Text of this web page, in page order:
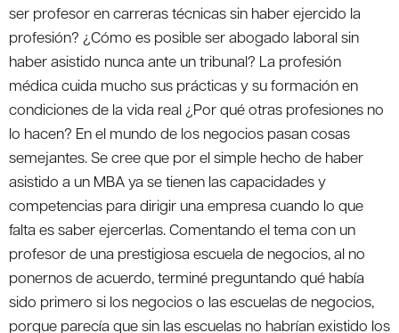
ser profesor en carreras técnicas sin haber ejercido la
profesión? ¿Cómo es posible ser abogado laboral sin
haber asistido nunca ante un tribunal? La profesión
médica cuida mucho sus prácticas y su formación en
condiciones de la vida real ¿Por qué otras profesiones no
lo hacen? En el mundo de los negocios pasan cosas
semejantes. Se cree que por el simple hecho de haber
asistido a un MBA ya se tienen las capacidades y
competencias para dirigir una empresa cuando lo que
falta es saber ejercerlas. Comentando el tema con un
profesor de una prestigiosa escuela de negocios, al no
ponernos de acuerdo, terminé preguntando qué había
sido primero si los negocios o las escuelas de negocios,
porque parecía que sin las escuelas no habrían existido los